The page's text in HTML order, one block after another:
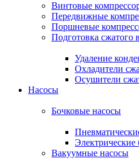
Винтовые
Передвижные
Поршневые
Подготовка сжатого
Удаление
Охладители
Осушители
Насосы
Бочковые насосы
Электрические
Вакуумные насосы